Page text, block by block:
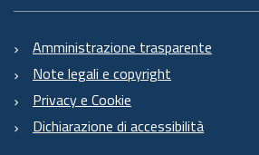
Amministrazione trasparente
Note legali e copyright
Privacy e Cookie
Dichiarazione di accessibilità